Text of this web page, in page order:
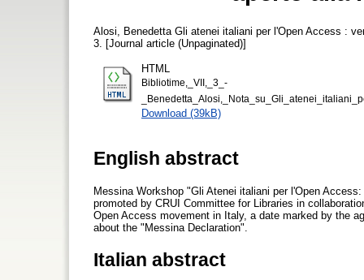
Alosi, Benedetta Gli atenei italiani per l'Open Access :
3. [Journal article (Unpaginated)]
HTML
Bibliotime,_VII,_3_-
Download (39kB)
English abstract
Messina Workshop "Gli Atenei italiani per l'Open
promoted by CRUI Committee for Libraries in
Open Access movement in Italy, a date marked by the
about the "Messina Declaration".
Italian abstract